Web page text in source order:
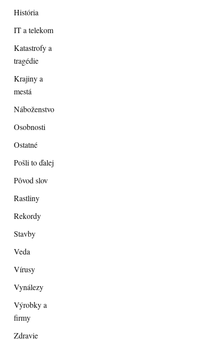
História
IT a telekom
Katastrofy a
tragédie
Krajiny a
mestá
Náboženstvo
Osobnosti
Ostatné
Pošli to ďalej
Pôvod slov
Rastliny
Rekordy
Stavby
Veda
Vírusy
Vynálezy
Výrobky a
firmy
Zdravie